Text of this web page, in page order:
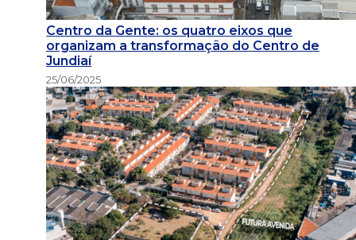
Centro da Gente: os quatro eixos que
organizam a transformação do Centro de
Jundiaí
25/06/2025